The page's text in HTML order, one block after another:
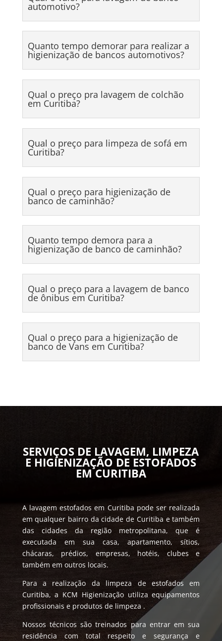
automotivo?
Quanto tempo demorar para realizar a
higienização de bancos automotivos?
Qual o preço pra lavagem de colchão
em Curitiba?
Qual o preço para limpeza de sofá em
Curitiba?
Qual o preço para higienização de
banco de caminhão?
Quanto tempo demora para a
higienização de banco de caminhão?
Qual o preço para a lavagem de banco
de ônibus em Curitiba?
Qual o preço para a higienização de
banco de Vans em Curitiba?
SERVIÇOS DE LAVAGEM, LIMPEZA
E HIGIENIZAÇÃO DE ESTOFADOS
EM CURITIBA
A lavagem estofados em Curitiba pode ser realizada
em qualquer bairro da cidade de Curitiba e também
das cidades da região metropolitana, que é
executada em sua casa, apartamento, sítios,
chácaras, prédios, empresas, hotéis, clubes e
também em outros locais.
Para a realização da limpeza de estofados em
Curitiba, a KCM Higienização utiliza equipamentos
profissionais e produtos de limpeza .
Nossos técnicos são treinados para entrar em sua
residência com total respeito e segurança e